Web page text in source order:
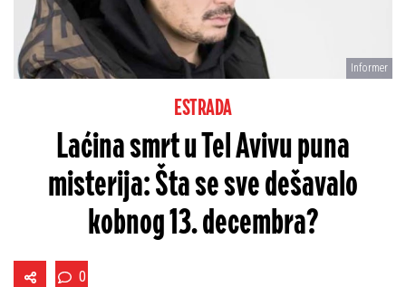
Informer
ESTRADA
Laćina smrt u Tel Avivu puna
misterija: Šta se sve dešavalo
kobnog 13. decembra?
0